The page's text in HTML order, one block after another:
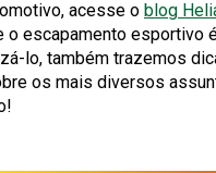
acesse o blog
o escapamento esportivo
lo, também trazemos
os mais diversos